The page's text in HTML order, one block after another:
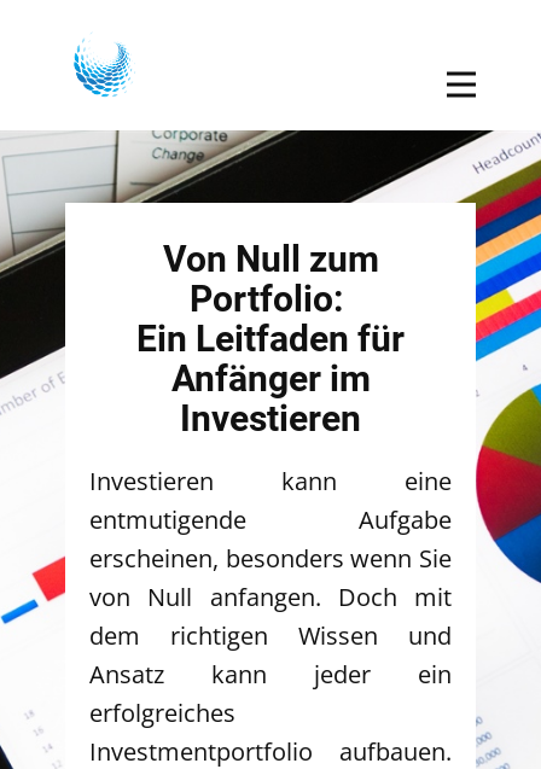
Von Null zum
Portfolio:
Ein Leitfaden für
Anfänger im
Investieren
Investieren kann eine
entmutigende Aufgabe
erscheinen, besonders wenn Sie
von Null anfangen. Doch mit
dem richtigen Wissen und
Ansatz kann jeder ein
erfolgreiches
Investmentportfolio aufbauen.